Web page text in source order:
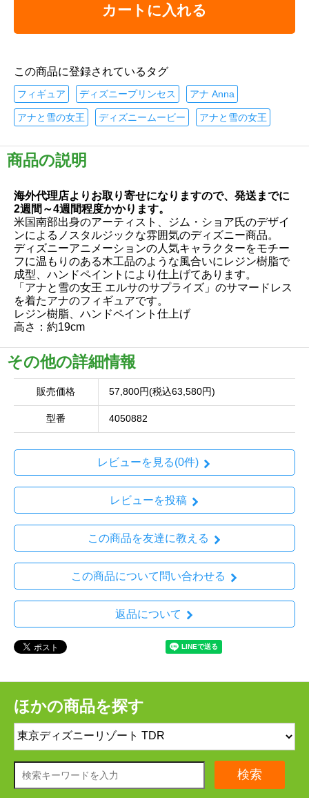
カートに入れる
この商品に登録されているタグ
フィギュア ディズニープリンセス アナ Anna
アナと雪の女王 ディズニームービー アナと雪の女王
商品の説明
海外代理店よりお取り寄せになりますので、発送までに
2週間～4週間程度かかります。
米国南部出身のアーティスト、ジム・ショア氏のデザイ
ンによるノスタルジックな雰囲気のディズニー商品。
ディズニーアニメーションの人気キャラクターをモチー
フに温もりのある木工品のような風合いにレジン樹脂で
成型、ハンドペイントにより仕上げてあります。
「アナと雪の女王 エルサのサプライズ」のサマードレス
を着たアナのフィギュアです。
レジン樹脂、ハンドペイント仕上げ
高さ：約19cm
その他の詳細情報
販売価格 57,800円(税込63,580円)
型番 4050882
レビューを見る(0件)
レビューを投稿
この商品を友達に教える
この商品について問い合わせる
返品について
ほかの商品を探す
検索